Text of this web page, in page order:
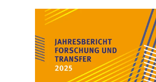
(Öffnet
in
einem